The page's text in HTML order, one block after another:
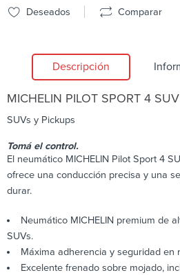
Deseados Comparar
Descripción
MICHELIN PILOT SPORT 4 SUV
SUVs y Pickups
Tomá el control.
El neumático MICHELIN Pilot Sport 4
ofrece una conducción precisa y una
durar.
Neumático MICHELIN premium de
SUVs.
Máxima adherencia y seguridad en
Excelente frenado sobre mojado,